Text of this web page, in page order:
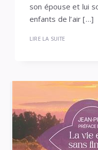
son épouse et lui
enfants de l’air […]
LIRE LA SUITE